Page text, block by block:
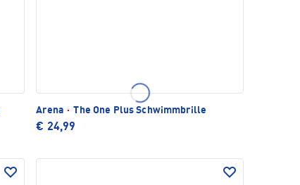
Arena · The One Plus Schwimmbrille
€ 24,99